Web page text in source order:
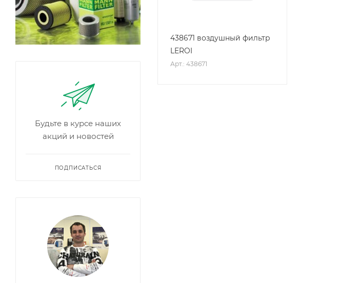
438671 воздушный фильтр
LEROI
Арт.: 438671
Будьте в курсе наших
акций и новостей
ПОДПИСАТЬСЯ